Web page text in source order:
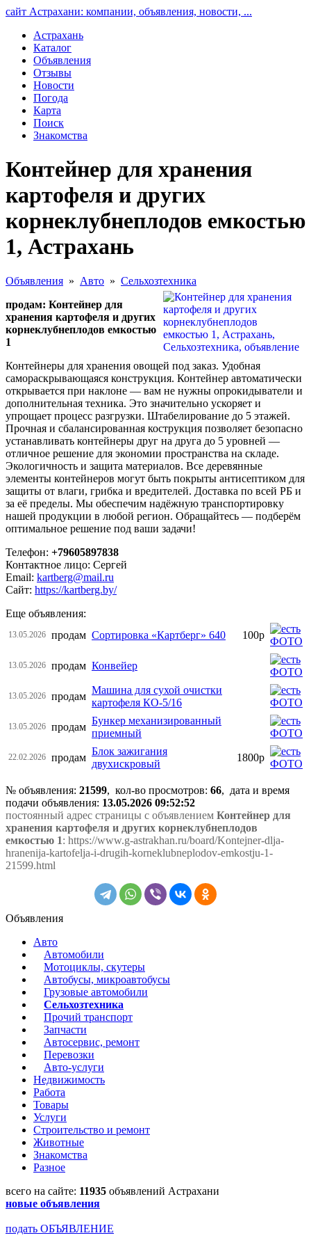
сайт Астрахани: компании, объявления, новости, ...
Астрахань
Каталог
Объявления
Отзывы
Новости
Погода
Карта
Поиск
Знакомства
Контейнер для хранения
картофеля и других
корнеклубнеплодов емкостью
1, Астрахань
Объявления » Авто » Сельхозтехника
продам: Контейнер для
хранения картофеля и других
корнеклубнеплодов емкостью
1
Контейнеры для хранения овощей под заказ. Удобная
самораскрывающаяся конструкция. Контейнер автоматически
открывается при наклоне — вам не нужны опрокидыватели и
дополнительная техника. Это значительно ускоряет и
упрощает процесс разгрузки. Штабелирование до 5 этажей.
Прочная и сбалансированная кострукция позволяет безопасно
устанавливать контейнеры друг на друга до 5 уровней —
отличное решение для экономии пространства на складе.
Экологичность и защита материалов. Все деревянные
элементы контейнеров могут быть покрыты антисептиком для
защиты от влаги, грибка и вредителей. Доставка по всей РБ и
за её пределы. Мы обеспечим надёжную транспортировку
нашей продукции в любой регион. Обращайтесь — подберём
оптимальное решение под ваши задачи!
Телефон: +79605897838
Контактное лицо: Сергей
Email: kartberg@mail.ru
Сайт: https://kartberg.by/
Еще объявления:
13.05.2026 продам Сортировка «Картберг» 640 100р
13.05.2026 продам Конвейер
13.05.2026 продам
Машина для сухой очистки
картофеля КО-5/16
13.05.2026 продам
Бункер механизированный
приемный
22.02.2026 продам
Блок зажигания
двухискровый
1800р
№ объявления: 21599, кол-во просмотров: 66, дата и время
подачи объявления: 13.05.2026 09:52:52
постоянный адрес страницы с объявлением Контейнер для
хранения картофеля и других корнеклубнеплодов
емкостью 1: https://www.g-astrakhan.ru/board/Kontejner-dlja-
hranenija-kartofelja-i-drugih-korneklubneplodov-emkostju-1-
21599.html
Объявления
Авто
Автомобили
Мотоциклы, скутеры
Автобусы, микроавтобусы
Грузовые автомобили
Сельхозтехника
Прочий транспорт
Запчасти
Автосервис, ремонт
Перевозки
Авто-услуги
Недвижимость
Работа
Товары
Услуги
Строительство и ремонт
Животные
Знакомства
Разное
всего на сайте: 11935 объявлений Астрахани
новые объявления
подать ОБЪЯВЛЕНИЕ